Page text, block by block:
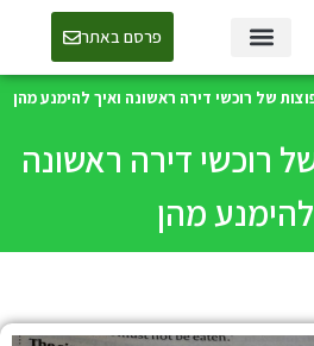
פרסם באתר
של רוכשי דירה ראשונה ואיך להימנע מהן
רוכשי דירה ראשונה
מהן